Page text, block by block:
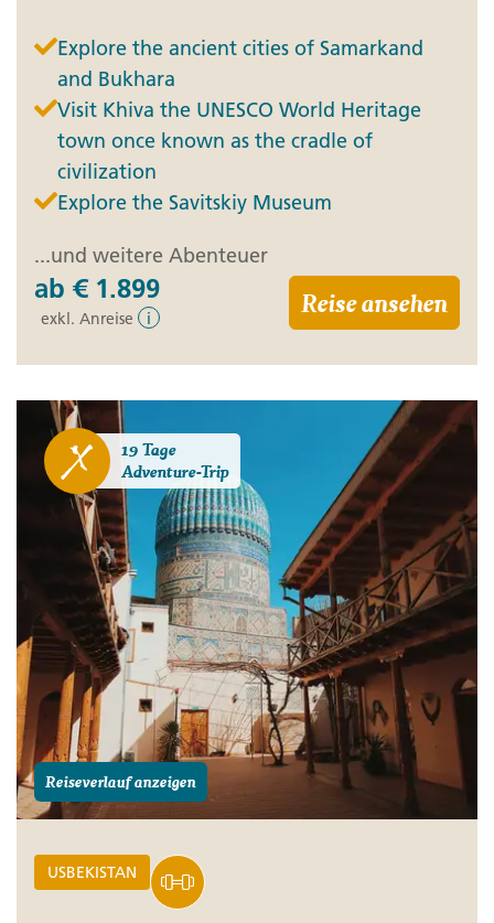
Explore the ancient cities of Samarkand
and Bukhara
Visit Khiva the UNESCO World Heritage
town once known as the cradle of
civilization
Explore the Savitskiy Museum
...und weitere Abenteuer
ab € 1.899
exkl. Anreise i Reise ansehen
19 Tage
Adventure-Trip
Reiseverlauf anzeigen
USBEKISTAN